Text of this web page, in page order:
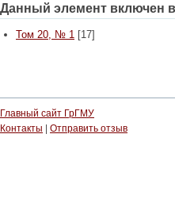
Данный элемент включен
Том 20, № 1 [17]
Главный сайт ГрГМУ
Контакты
Отправить отзыв